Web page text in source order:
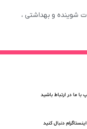
با ما در ارتباط باشید
دنبال کنید